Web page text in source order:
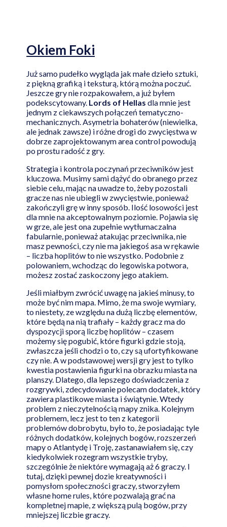
Okiem Foki
Już samo pudełko wygląda jak małe dzieło sztuki,
z piękną grafiką i teksturą, którą można poczuć.
Jeszcze gry nie rozpakowałem, a już byłem
podekscytowany. Lords of Hellas dla mnie jest
jednym z ciekawszych połączeń tematyczno-
mechanicznych. Asymetria bohaterów (niewielka,
ale jednak zawsze) i różne drogi do zwycięstwa w
dobrze zaprojektowanym area control powodują
po prostu radość z gry.
Strategia i kontrola poczynań przeciwników jest
kluczowa. Musimy sami dążyć do obranego przez
siebie celu, mając na uwadze to, żeby pozostali
gracze nas nie ubiegli w zwycięstwie, ponieważ
zakończyli grę w inny sposób. Ilość losowości jest
dla mnie na akceptowalnym poziomie. Pojawia się
w grze, ale jest ona zupełnie wytłumaczalna
fabularnie, ponieważ atakując przeciwnika, nie
masz pewności, czy nie ma jakiegoś asa w rękawie
– liczba hoplitów to nie wszystko. Podobnie z
polowaniem, wchodząc do legowiska potwora,
możesz zostać zaskoczony jego atakiem.
Jeśli miałbym zwrócić uwagę na jakieś minusy, to
może być nim mapa. Mimo, że ma swoje wymiary,
to niestety, ze względu na dużą liczbę elementów,
które będą na nią trafiały – każdy gracz ma do
dyspozycji sporą liczbę hoplitów – czasem
możemy się pogubić, które figurki gdzie stoją,
zwłaszcza jeśli chodzi o to, czy są ufortyfikowane
czy nie. A w podstawowej wersji gry jest to tylko
kwestia postawienia figurki na obrazku miasta na
planszy. Dlatego, dla lepszego doświadczenia z
rozgrywki, zdecydowanie polecam dodatek, który
zawiera plastikowe miasta i świątynie. Wtedy
problem z nieczytelnością mapy znika. Kolejnym
problemem, lecz jest to ten z kategorii
problemów dobrobytu, było to, że posiadając tyle
różnych dodatków, kolejnych bogów, rozszerzeń
mapy o Atlantydę i Troję, zastanawiałem się, czy
kiedykolwiek rozegram wszystkie tryby,
szczególnie że niektóre wymagają aż 6 graczy. I
tutaj, dzięki pewnej dozie kreatywności i
pomysłom społeczności graczy, stworzyłem
własne home rules, które pozwalają grać na
kompletnej mapie, z większą pulą bogów, przy
mniejszej liczbie graczy.